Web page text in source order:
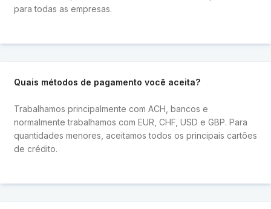
para todas as empresas.
Quais métodos de pagamento você aceita?
Trabalhamos principalmente com ACH, bancos e
normalmente trabalhamos com EUR, CHF, USD e GBP. Para
quantidades menores, aceitamos todos os principais cartões
de crédito.